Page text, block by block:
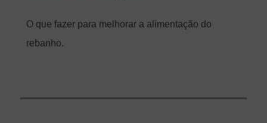
O que fazer para melhorar a alimentação do
rebanho.